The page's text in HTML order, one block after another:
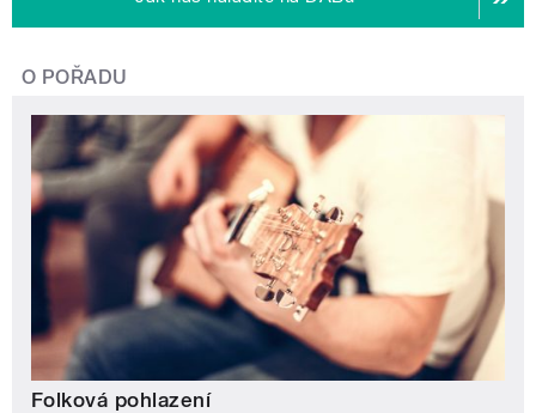
O POŘADU
Folková pohlazení